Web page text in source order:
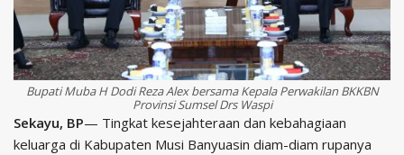
Bupati Muba H Dodi Reza Alex bersama Kepala Perwakilan BKKBN
Provinsi Sumsel Drs Waspi
Sekayu, BP— Tingkat kesejahteraan dan kebahagiaan
keluarga di Kabupaten Musi Banyuasin diam-diam rupanya